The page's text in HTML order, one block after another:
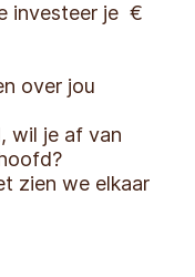
investeer je €
over jou
wil je af van
zien we elkaar